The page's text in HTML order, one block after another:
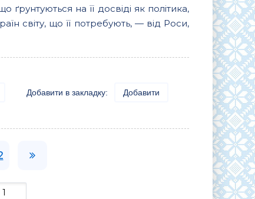
на її досвіді як політика,
світу, що її потребують, — від Роси,
Добавити в закладку: Добавити